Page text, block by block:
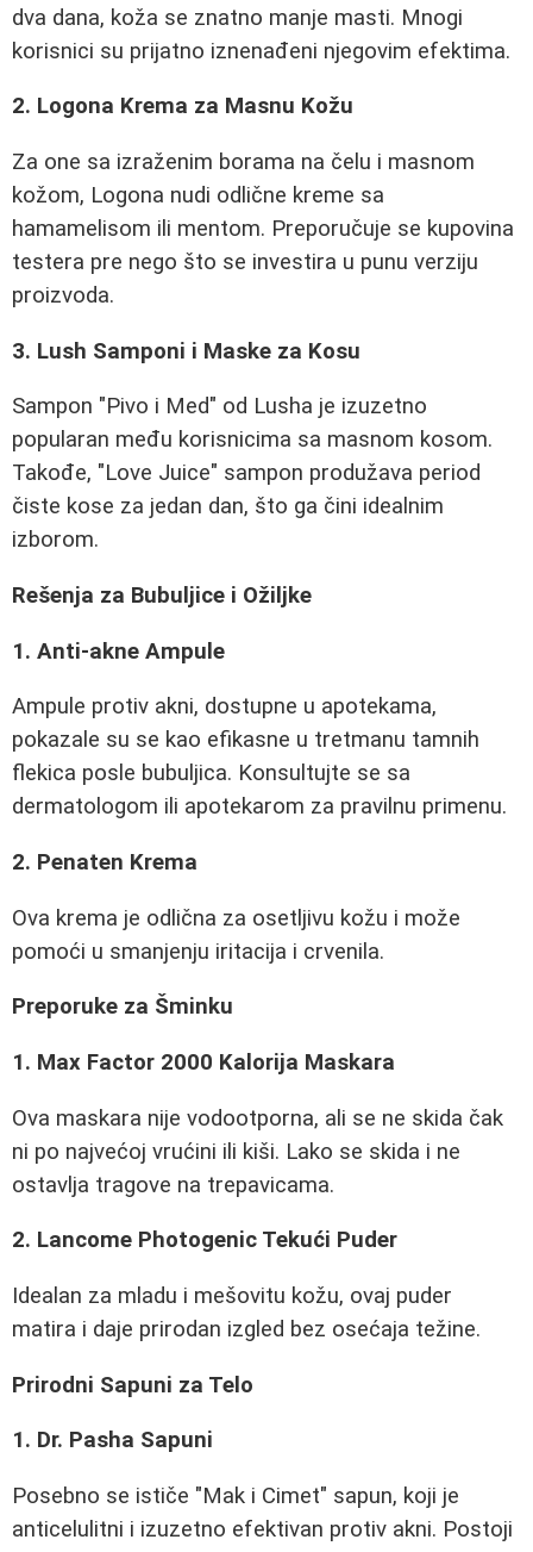
dva dana, koža se znatno manje masti. Mnogi
korisnici su prijatno iznenađeni njegovim efektima.
2. Logona Krema za Masnu Kožu
Za one sa izraženim borama na čelu i masnom
kožom, Logona nudi odlične kreme sa
hamamelisom ili mentom. Preporučuje se kupovina
testera pre nego što se investira u punu verziju
proizvoda.
3. Lush Samponi i Maske za Kosu
Sampon "Pivo i Med" od Lusha je izuzetno
popularan među korisnicima sa masnom kosom.
Takođe, "Love Juice" sampon produžava period
čiste kose za jedan dan, što ga čini idealnim
izborom.
Rešenja za Bubuljice i Ožiljke
1. Anti-akne Ampule
Ampule protiv akni, dostupne u apotekama,
pokazale su se kao efikasne u tretmanu tamnih
flekica posle bubuljica. Konsultujte se sa
dermatologom ili apotekarom za pravilnu primenu.
2. Penaten Krema
Ova krema je odlična za osetljivu kožu i može
pomoći u smanjenju iritacija i crvenila.
Preporuke za Šminku
1. Max Factor 2000 Kalorija Maskara
Ova maskara nije vodootporna, ali se ne skida čak
ni po najvećoj vrućini ili kiši. Lako se skida i ne
ostavlja tragove na trepavicama.
2. Lancome Photogenic Tekući Puder
Idealan za mladu i mešovitu kožu, ovaj puder
matira i daje prirodan izgled bez osećaja težine.
Prirodni Sapuni za Telo
1. Dr. Pasha Sapuni
Posebno se ističe "Mak i Cimet" sapun, koji je
anticelulitni i izuzetno efektivan protiv akni. Postoji